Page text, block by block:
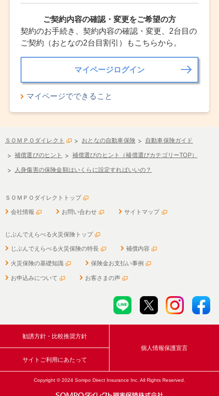
ご契約内容の確認・変更をご希望の方
契約のお手続き、契約内容の確認・変更、2台目の
ご契約（おとなの2台目割引）もこちらから。
マイページログイン
マイページでできること
ＳＯＭＰＯダイレクト おとなの自動車保険 自動車保険ガイド
補償選びのヒント 補償選びのヒント（補償選びカテゴリーTOP）
人身傷害の保険金額はいくらに設定すればいいの？
ＳＯＭＰＯダイレクトトップ
会社情報 お問い合わせ サイトマップ
じぶんでえらべる火災保険トップ
じぶんでえらべる火災保険の特長 補償内容
火災保険の基礎知識 保険金お支払い事例
お申込みについて お客さまの声
勧誘方針・比較推奨方針
個人情報保護宣言
サイトご利用にあたって
Copyright © 2024 Sompo Direct Insurance Inc. All Rights Reserved.